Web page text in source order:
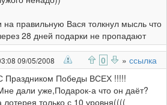
на правильную Вася толкнул мысль что
28 дней подарки не пропадают
09/05/2008 0 » ссылка
Праздником Победы ВСЕХ !!!!!
дали уже,Подарок-а что он даёт?
лотерея только с 10 уровня((((